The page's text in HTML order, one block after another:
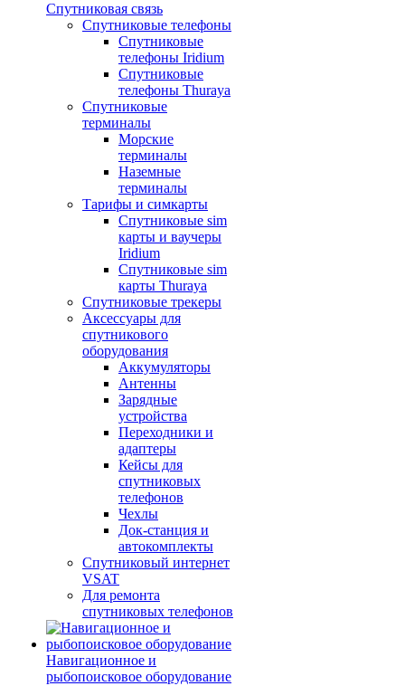
Спутниковая связь
Спутниковые телефоны
Спутниковые
телефоны Iridium
Спутниковые
телефоны Thuraya
Спутниковые
терминалы
Морские
терминалы
Наземные
терминалы
Тарифы и симкарты
Спутниковые sim
карты и ваучеры
Iridium
Спутниковые sim
карты Thuraya
Спутниковые трекеры
Аксессуары для
спутникового
оборудования
Аккумуляторы
Антенны
Зарядные
устройства
Переходники и
адаптеры
Кейсы для
спутниковых
телефонов
Чехлы
Док-станция и
автокомплекты
Спутниковый интернет
VSAT
Для ремонта
спутниковых телефонов
Навигационное и
рыбопоисковое оборудование